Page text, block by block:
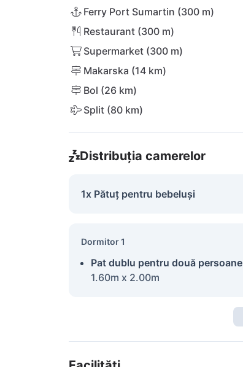
Ferry Port Sumartin (300 m)
Restaurant (300 m)
Supermarket (300 m)
Makarska (14 km)
Bol (26 km)
Split (80 km)
Distribuția camerelor
1x Pătuț pentru bebeluși
Dormitor 1
Pat dublu pentru două persoane
1.60m x 2.00m